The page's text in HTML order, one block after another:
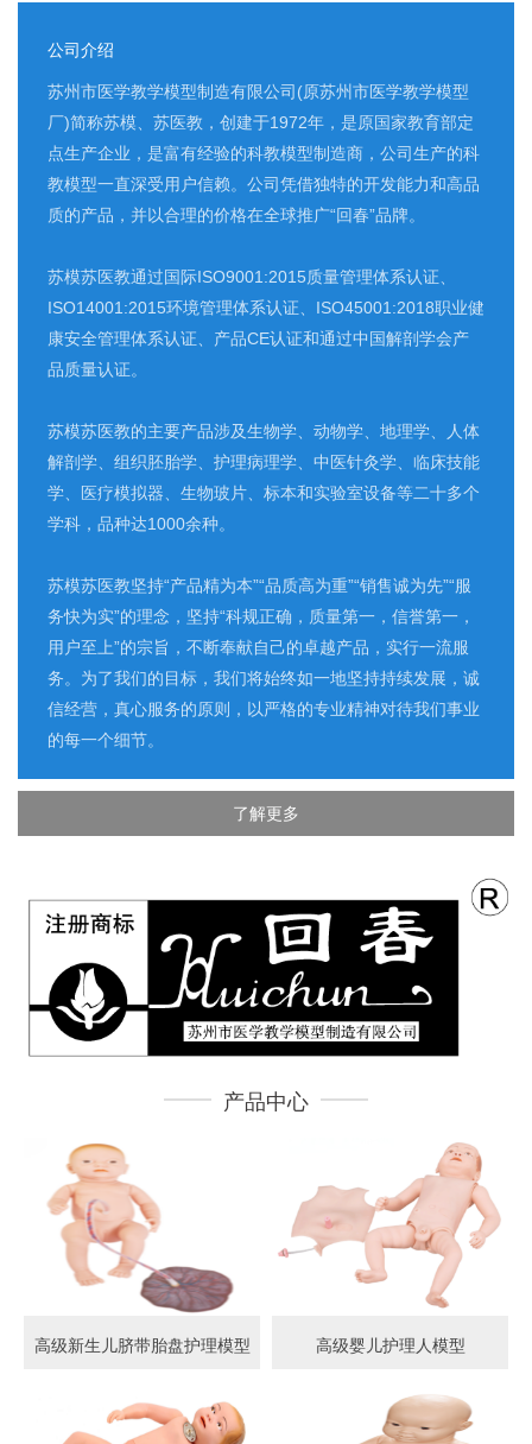
公司介绍
苏州市医学教学模型制造有限公司(原苏州市医学教学模型
厂)简称苏模、苏医教，创建于1972年，是原国家教育部定
点生产企业，是富有经验的科教模型制造商，公司生产的科
教模型一直深受用户信赖。公司凭借独特的开发能力和高品
质的产品，并以合理的价格在全球推广“回春”品牌。
苏模苏医教通过国际ISO9001:2015质量管理体系认证、
ISO14001:2015环境管理体系认证、ISO45001:2018职业健
康安全管理体系认证、产品CE认证和通过中国解剖学会产
品质量认证。
苏模苏医教的主要产品涉及生物学、动物学、地理学、人体
解剖学、组织胚胎学、护理病理学、中医针灸学、临床技能
学、医疗模拟器、生物玻片、标本和实验室设备等二十多个
学科，品种达1000余种。
苏模苏医教坚持“产品精为本”“品质高为重”“销售诚为先”“服
务快为实”的理念，坚持“科规正确，质量第一，信誉第一，
用户至上”的宗旨，不断奉献自己的卓越产品，实行一流服
务。为了我们的目标，我们将始终如一地坚持持续发展，诚
信经营，真心服务的原则，以严格的专业精神对待我们事业
的每一个细节。
了解更多
产品中心
高级新生儿脐带胎盘护理模型 高级婴儿护理人模型